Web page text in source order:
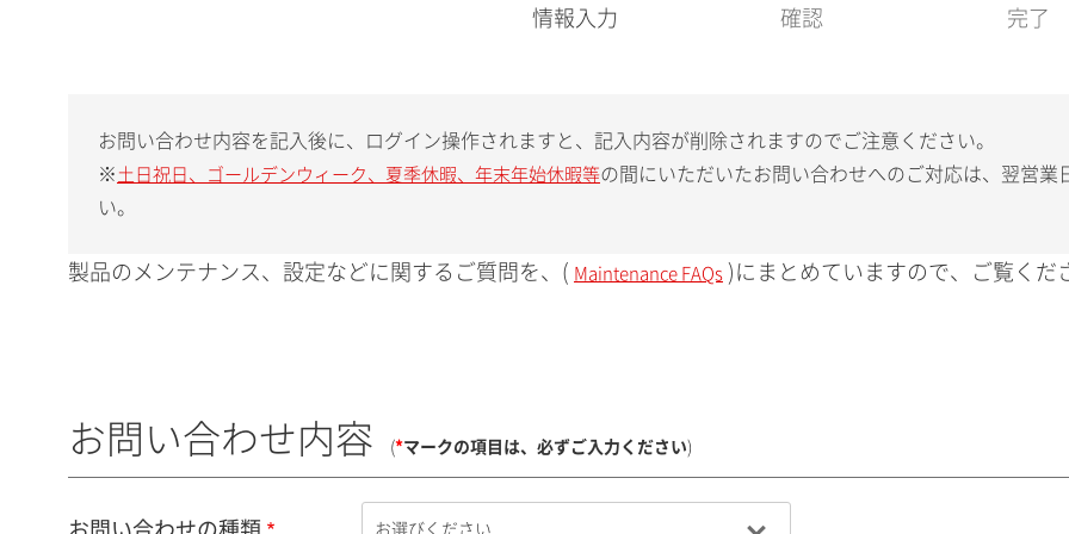
現
情報入力 確認 完了
お問い合わせ内容を記入後に、ログイン操作されますと、記入内容が削除されますのでご注意ください。
※ 土日祝日、ゴールデンウィーク、夏季休暇、年末年始休暇等の間にいただいたお問い合わせへのご対応は、翌営
い。
製品のメンテナンス、設定などに関するご質問を、( Maintenance FAQs )にまとめていますので、ご覧くだ
お問い合わせ内容 (*マークの項目は、必ずご入力ください)
お問い合わせの種類